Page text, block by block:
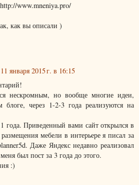
www.mneniya.pro/
как вы описали )
11 января 2015 г. в 16:15
нескромным, но вообще многие идеи,
блоге, через 1-2-3 года реализуются на
года. Приведенный вами сайт открылся в
мебели в интерьере я писал за
Даже Яндекс недавно реализовал
был пост за 3 года до этого.
:)